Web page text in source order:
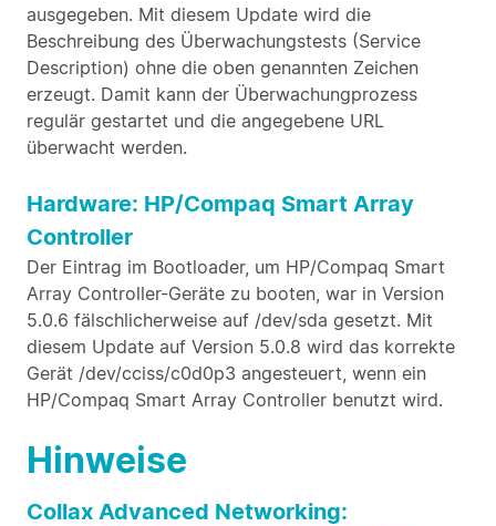
ausgegeben. Mit diesem Update wird die
Beschreibung des Überwachungstests (Service
Description) ohne die oben genannten Zeichen
erzeugt. Damit kann der Überwachungprozess
regulär gestartet und die angegebene URL
überwacht werden.
Hardware: HP/Compaq Smart Array
Controller
Der Eintrag im Bootloader, um HP/Compaq Smart
Array Controller-Geräte zu booten, war in Version
5.0.6 fälschlicherweise auf /dev/sda gesetzt. Mit
diesem Update auf Version 5.0.8 wird das korrekte
Gerät /dev/cciss/c0d0p3 angesteuert, wenn ein
HP/Compaq Smart Array Controller benutzt wird.
Hinweise
Collax Advanced Networking: